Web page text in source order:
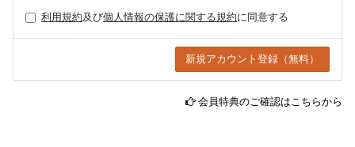
利用規約及び個人情報の保護に関する規約に同意する
会員特典のご確認はこちらから